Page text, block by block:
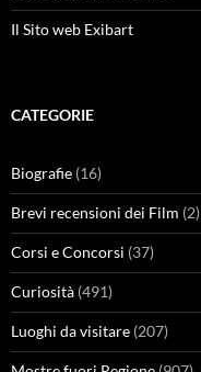
Il Sito web Exibart
CATEGORIE
Biografie (16)
Brevi recensioni dei Film (2)
Corsi e Concorsi (37)
Curiosità (491)
Luoghi da visitare (207)